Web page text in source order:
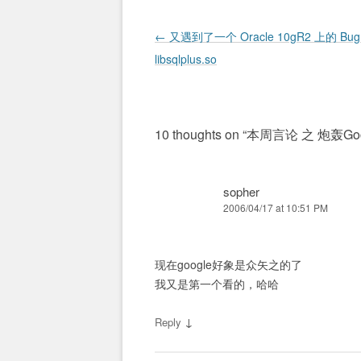
Post navigation
← 又遇到了一个 Oracle 10gR2 上的
libsqlplus.so
10 thoughts on “本周言论 之 炮轰
sopher
2006/04/17 at 10:51 PM
现在google好象是众矢之的了
我又是第一个看的，哈哈
Reply ↓